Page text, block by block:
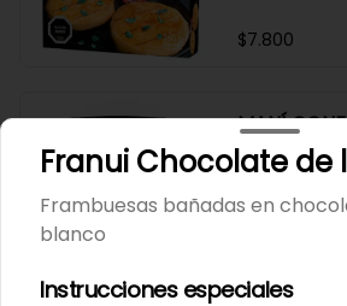
$7.800
MANÍ
MERCADO
GR
Franui Chocolate de
Frambuesas bañadas en
blanco
Instrucciones especiales